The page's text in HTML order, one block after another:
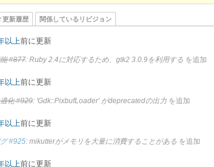
更新履歴 関係しているリビジョン
以上前に更新
#877: Ruby 2.4に対応するため、gtk2 3.0.9を利用する を追加
以上前に更新
化 #929: 'Gdk::PixbufLoader' がdeprecatedの出力 を追加
以上前に更新
#925: mikutterがメモリを大量に消費することがある を追加
以上前に更新